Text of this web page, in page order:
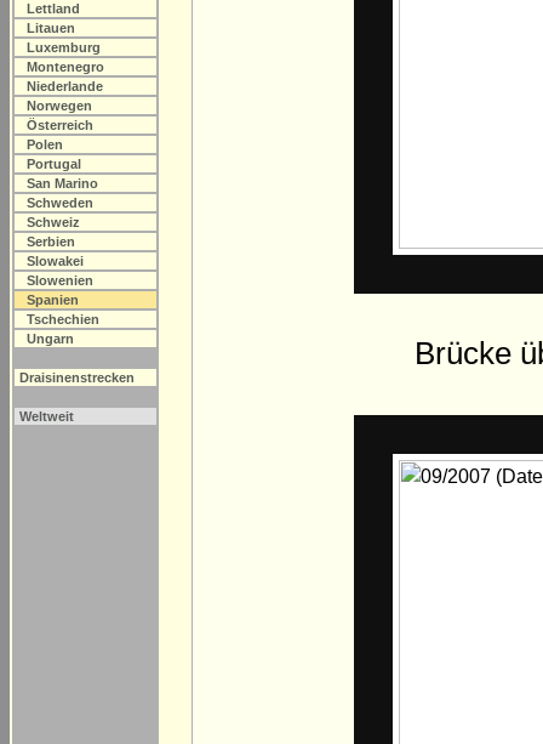
Lettland
Litauen
Luxemburg
Montenegro
Niederlande
Norwegen
Österreich
Polen
Portugal
San Marino
Schweden
Schweiz
Serbien
Slowakei
Slowenien
Spanien
Tschechien
Ungarn
Draisinenstrecken
Weltweit
Brücke